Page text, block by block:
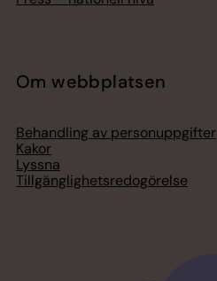
Om webbplatsen
Behandling av personuppgifter
Kakor
Lyssna
Tillgänglighetsredogörelse